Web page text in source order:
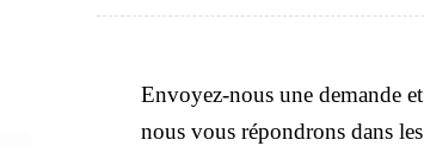
Envoyez-nous une demande et
nous vous répondrons dans les